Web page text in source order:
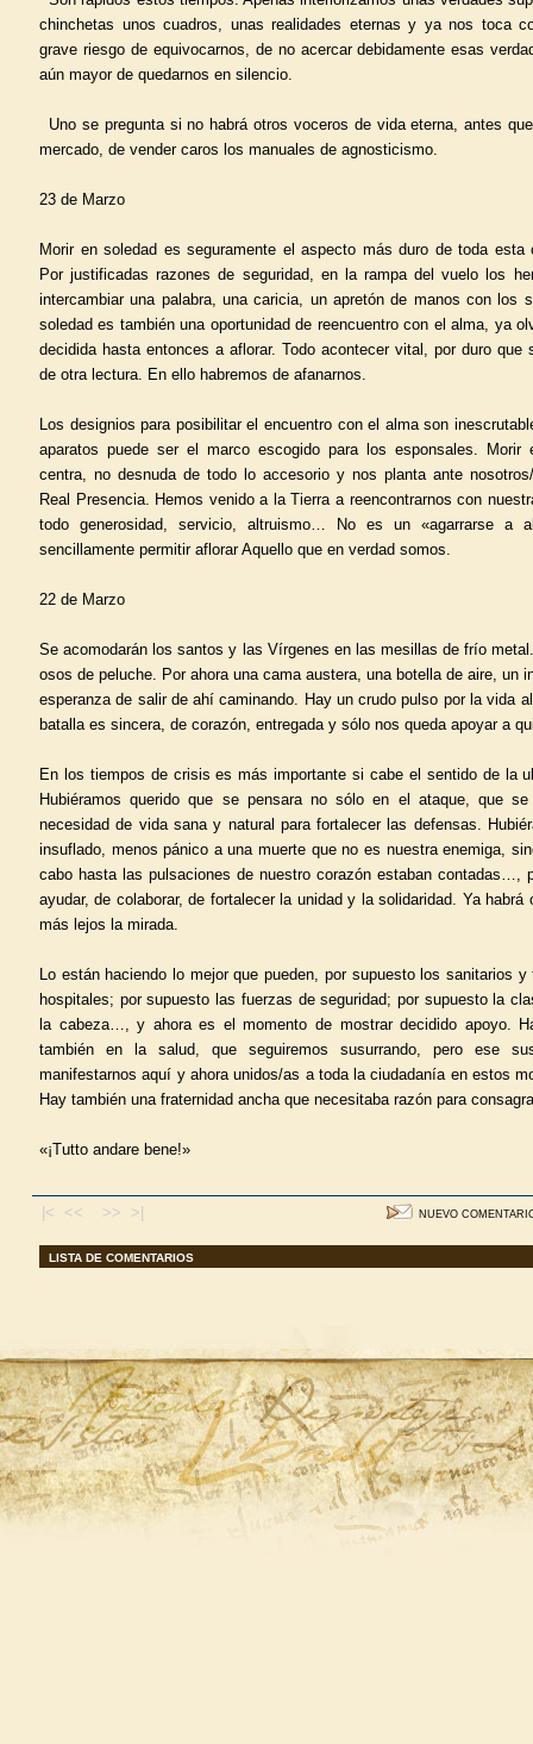
chinchetas unos cuadros, unas realidades eternas y ya nos toca
grave riesgo de equivocarnos, de no acercar debidamente esas
aún mayor de quedarnos en silencio.
Uno se pregunta si no habrá otros voceros de vida eterna, antes
mercado, de vender caros los manuales de agnosticismo.
23 de Marzo
Morir en soledad es seguramente el aspecto más duro de toda
Por justificadas razones de seguridad, en la rampa del vuelo los
intercambiar una palabra, una caricia, un apretón de manos con los
soledad es también una oportunidad de reencuentro con el alma, ya
decidida hasta entonces a aflorar. Todo acontecer vital, por duro
de otra lectura. En ello habremos de afanarnos.
Los designios para posibilitar el encuentro con el alma son
aparatos puede ser el marco escogido para los esponsales. Morir
centra, no desnuda de todo lo accesorio y nos planta ante
Real Presencia. Hemos venido a la Tierra a reencontrarnos con
todo generosidad, servicio, altruismo… No es un «agarrarse a
sencillamente permitir aflorar Aquello que en verdad somos.
22 de Marzo
Se acomodarán los santos y las Vírgenes en las mesillas de frío
osos de peluche. Por ahora una cama austera, una botella de aire, un
esperanza de salir de ahí caminando. Hay un crudo pulso por la vida
batalla es sincera, de corazón, entregada y sólo nos queda apoyar a
En los tiempos de crisis es más importante si cabe el sentido de la
Hubiéramos querido que se pensara no sólo en el ataque, que
necesidad de vida sana y natural para fortalecer las defensas.
insuflado, menos pánico a una muerte que no es nuestra enemiga,
cabo hasta las pulsaciones de nuestro corazón estaban contadas…,
ayudar, de colaborar, de fortalecer la unidad y la solidaridad. Ya habrá
más lejos la mirada.
Lo están haciendo lo mejor que pueden, por supuesto los sanitarios
hospitales; por supuesto las fuerzas de seguridad; por supuesto la
la cabeza…, y ahora es el momento de mostrar decidido apoyo.
también en la salud, que seguiremos susurrando, pero ese
manifestarnos aquí y ahora unidos/as a toda la ciudadanía en estos
Hay también una fraternidad ancha que necesitaba razón para
«¡Tutto andare bene!»
|< << >> >| NUEVO
LISTA DE COMENTARIOS